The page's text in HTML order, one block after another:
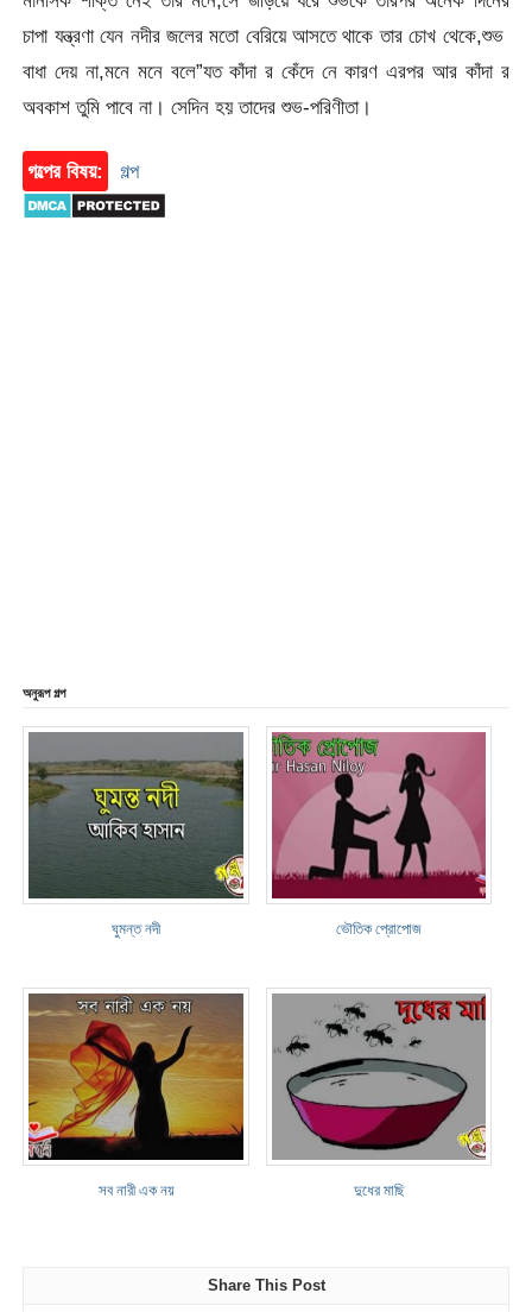
চাপা যন্ত্রণা যেন নদীর জলের মতো বেরিয়ে আসতে থাকে তার চোখ থেকে,শুভ
বাধা দেয় না,মনে মনে বলে”যত কাঁদা র কেঁদে নে কারণ এরপর আর কাঁদা র
অবকাশ তুমি পাবে না। সেদিন হয় তাদের শুভ-পরিণীতা।
গল্পের বিষয়: গল্প
অনুরূপ গল্প
ঘুমন্ত নদী ভৌতিক প্রোপোজ
সব নারী এক নয় দুধের মাছি
Share This Post